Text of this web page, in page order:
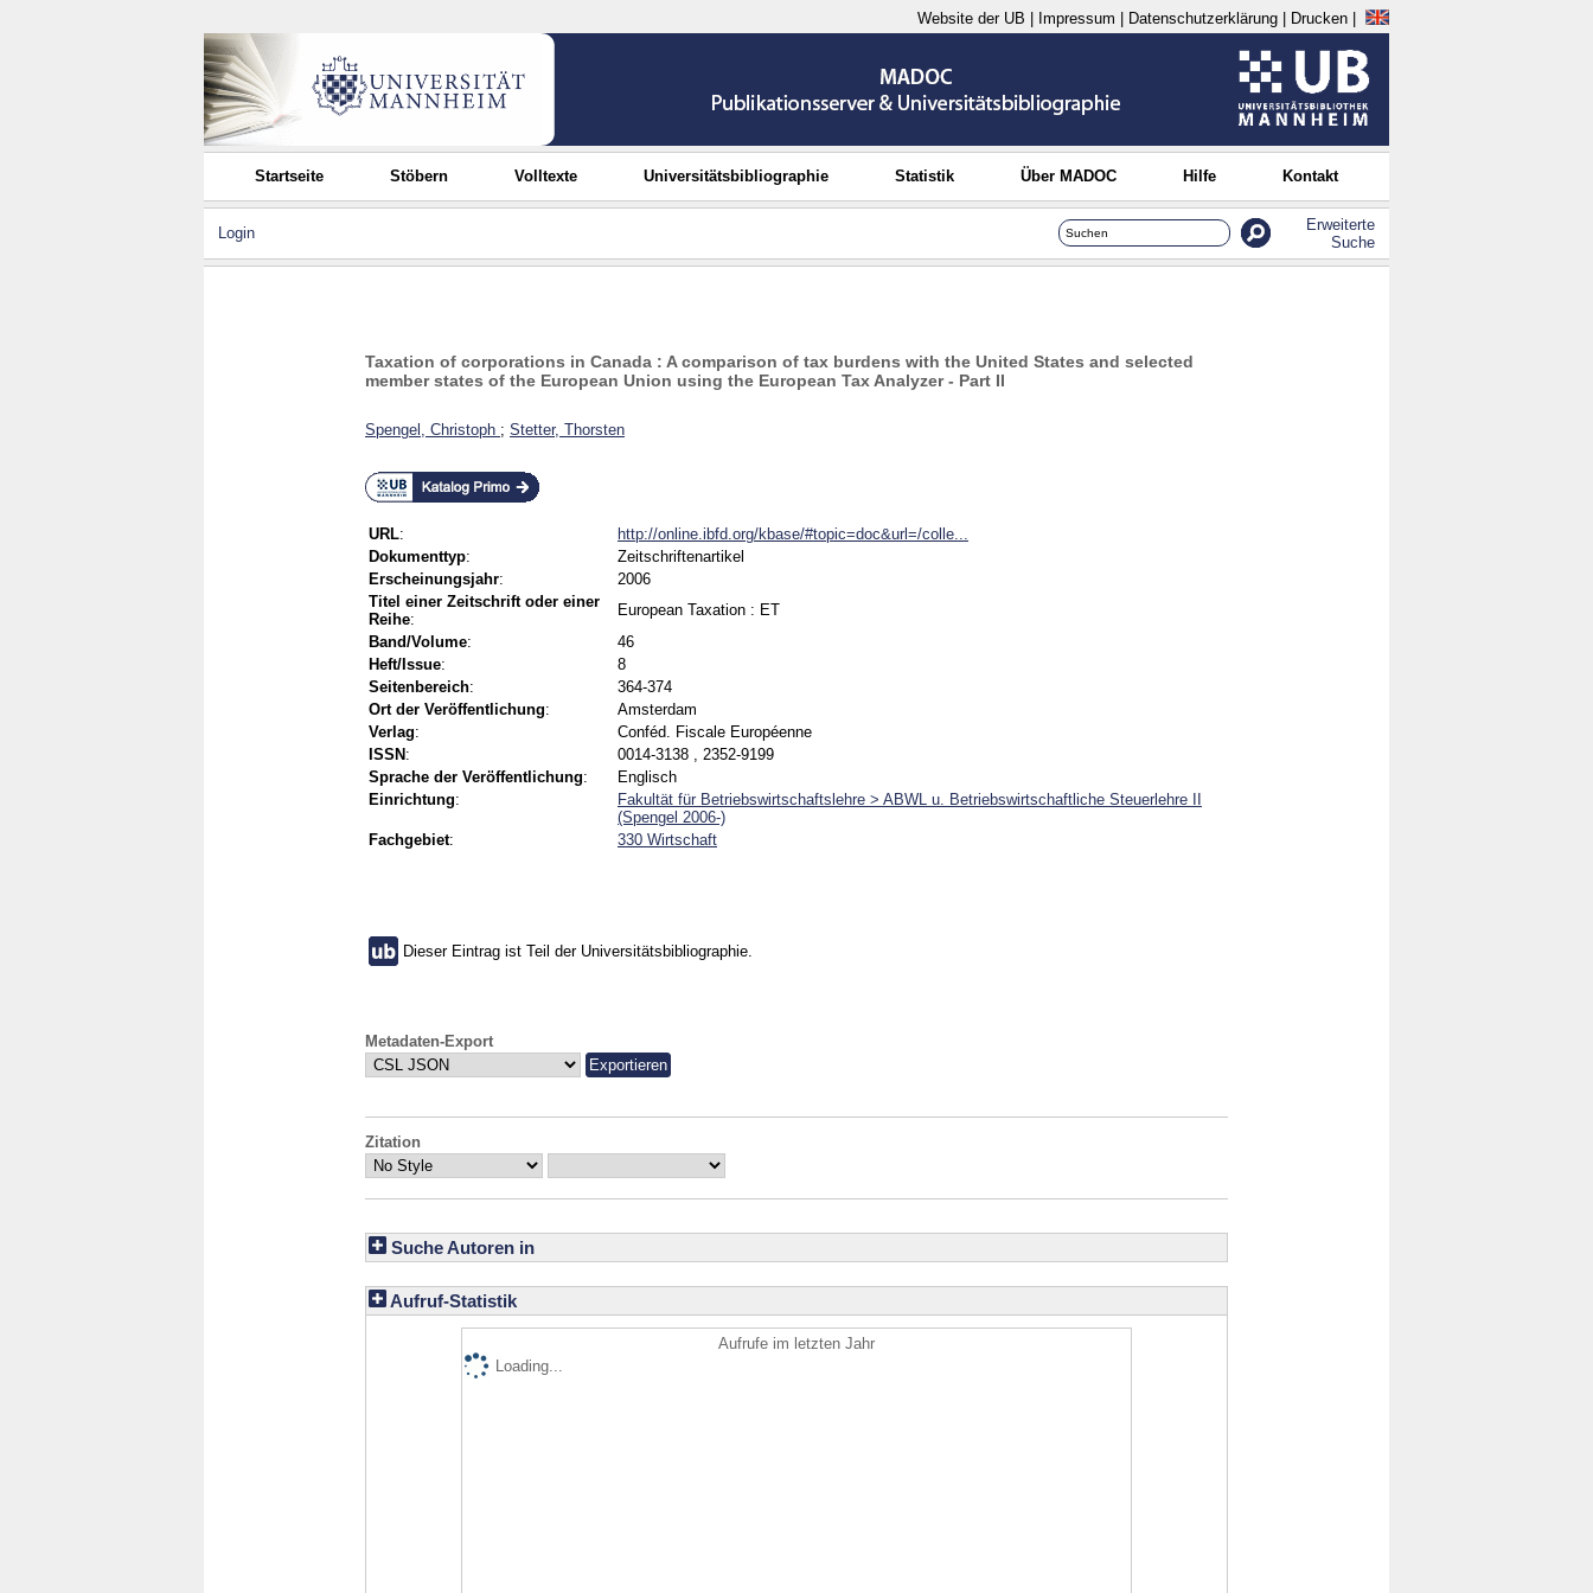
Website der UB Impressum Datenschutzerklärung Drucken
Startseite Stöbern Volltexte Universitätsbibliographie Statistik Über MADOC Hilfe Kontakt
Login
Erweiterte
Suche
Taxation of corporations in Canada : A comparison of tax burdens with the United States and selected
member states of the European Union using the European Tax Analyzer - Part II
Spengel, Christoph ; Stetter, Thorsten
URL:
http://online.ibfd.org/kbase/#topic=doc&url=/colle...
Dokumenttyp:
Zeitschriftenartikel
Erscheinungsjahr:
2006
Titel einer Zeitschrift oder einer
Reihe:
European Taxation : ET
Band/Volume:
46
Heft/Issue:
8
Seitenbereich:
364-374
Ort der Veröffentlichung:
Amsterdam
Verlag:
Conféd. Fiscale Européenne
ISSN :
0014-3138 , 2352-9199
Sprache der Veröffentlichung:
Englisch
Einrichtung:
Fakultät für Betriebswirtschaftslehre > ABWL u. Betriebswirtschaftliche Steuerlehre II
(Spengel 2006-)
Fachgebiet: 330 Wirtschaft
Dieser Eintrag ist Teil der Universitätsbibliographie.
Metadaten-Export
Zitation
Suche Autoren in
Aufruf-Statistik
Aufrufe im letzten Jahr
Loading...